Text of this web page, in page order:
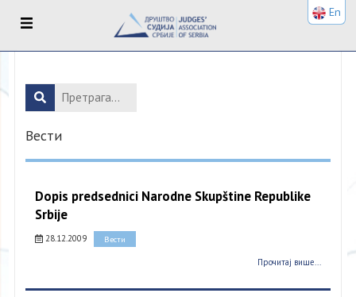
Вести
Dopis predsednici Narodne Skupštine Republike
Srbije
28.12.2009 Вести
Прочитај више...
En